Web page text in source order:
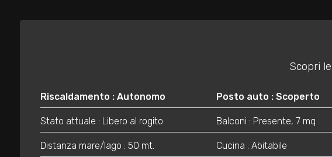
Scopri
Riscaldamento : Autonomo Posto auto : Scoperto
Stato attuale : Libero al rogito Balconi : Presente, 7 mq
Distanza mare/lago : 50 mt. Cucina : Abitabile